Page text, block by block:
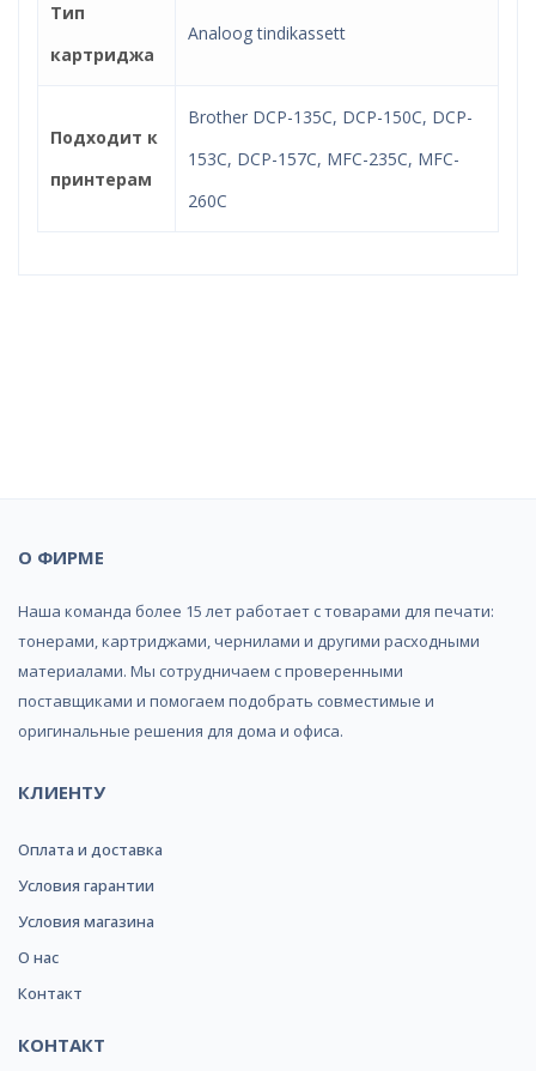
Тип
картриджа
Analoog tindikassett
Подходит к
принтерам
Brother DCP-135C, DCP-150C, DCP-
153C, DCP-157C, MFC-235C, MFC-
260C
О ФИРМЕ
Наша команда более 15 лет работает с товарами для печати:
тонерами, картриджами, чернилами и другими расходными
материалами. Мы сотрудничаем с проверенными
поставщиками и помогаем подобрать совместимые и
оригинальные решения для дома и офиса.
КЛИЕНТУ
Оплата и доставка
Условия гарантии
Условия магазина
О нас
Контакт
КОНТАКТ